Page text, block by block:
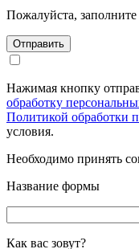
Пожалуйста, заполните
Отправить
Нажимая кнопку
обработку
Политикой обработки
условия.
Необходимо принять
Название формы
Как вас зовут?